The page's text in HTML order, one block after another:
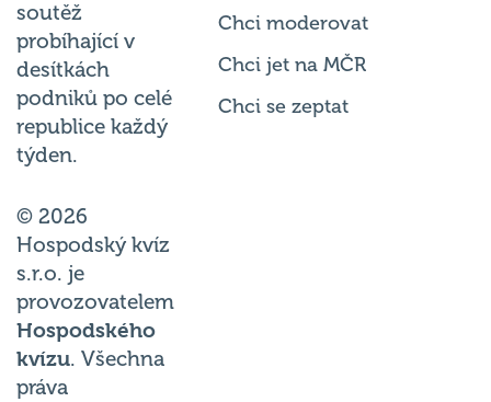
soutěž
probíhající v
desítkách
podniků po celé
republice každý
týden.
© 2026
Hospodský kvíz
s.r.o. je
provozovatelem
Hospodského
kvízu. Všechna
práva
Chci moderovat
Chci jet na MČR
Chci se zeptat